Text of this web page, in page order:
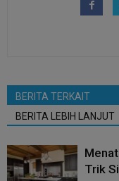
BERITA TERKAIT
BERITA LEBIH LANJUT
Trik